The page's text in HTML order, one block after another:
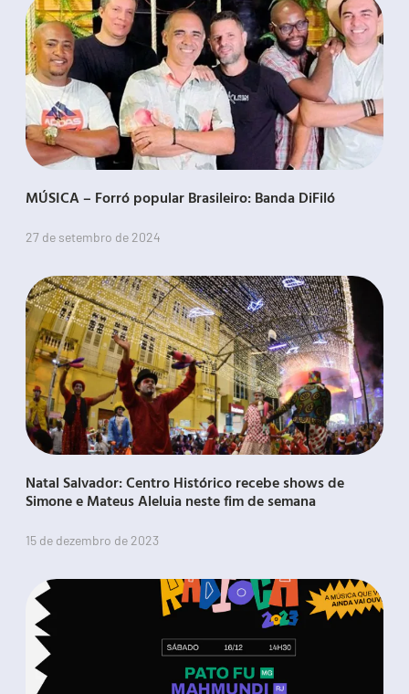
MÚSICA – Forró popular Brasileiro: Banda DiFiló
27 de setembro de 2024
Natal Salvador: Centro Histórico recebe shows de
Simone e Mateus Aleluia neste fim de semana
15 de dezembro de 2023